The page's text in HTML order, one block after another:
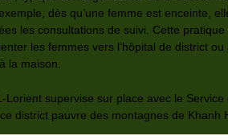
dès qu’une femme est enceinte,
les consultations de suivi. Cette
les femmes vers l’hôpital de district
la maison.
Lorient supervise sur place avec le
district pauvre des montagnes de Khanh